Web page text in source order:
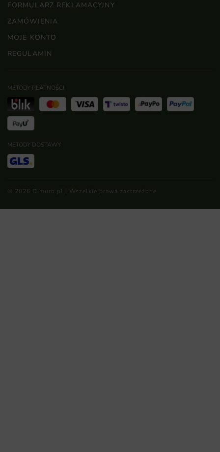
FORMULARZ REKLAMACYJNY
ZAMÓWIENIA
MOJE KONTO
REGULAMIN
METODY PŁATNOŚCI
METODY DOSTAWY
© 2026 Dimuro.pl | Wszelkie prawa zastrzeżone